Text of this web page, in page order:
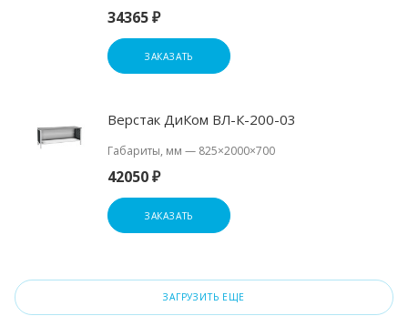
34365 ₽
ЗАКАЗАТЬ
Верстак ДиКом ВЛ-К-200-03
Габариты, мм — 825×2000×700
42050 ₽
ЗАКАЗАТЬ
ЗАГРУЗИТЬ ЕЩЕ